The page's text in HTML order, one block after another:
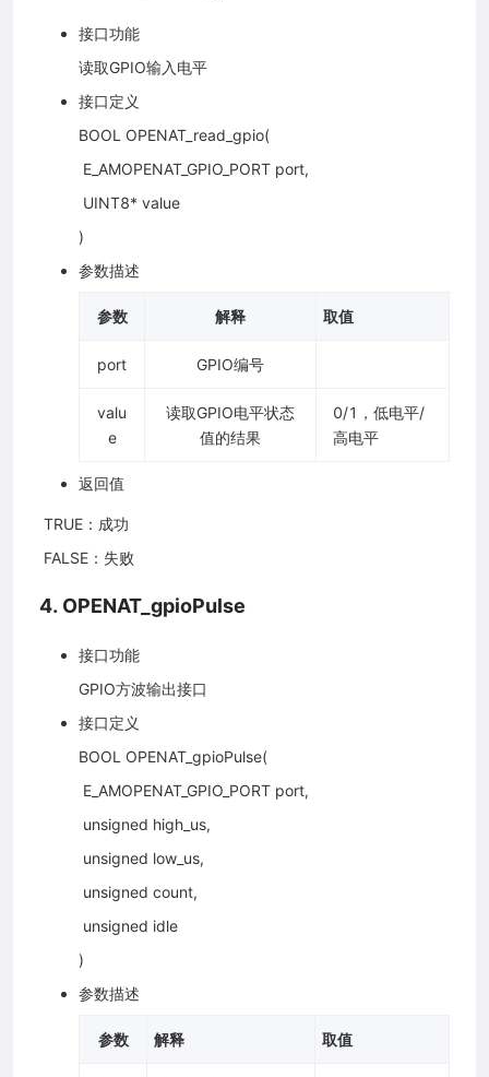
接口功能
读取GPIO输入电平
接口定义
BOOL OPENAT_read_gpio(
​ E_AMOPENAT_GPIO_PORT port,
​ UINT8* value
)
参数描述
参数 解释 取值
port GPIO编号
valu
e
读取GPIO电平状态
值的结果
0/1，低电平/
高电平
返回值
​ TRUE：成功
​ FALSE：失败
4. OPENAT_gpioPulse
接口功能
GPIO方波输出接口
接口定义
BOOL OPENAT_gpioPulse(
​ E_AMOPENAT_GPIO_PORT port,
​ unsigned high_us,
​ unsigned low_us,
​ unsigned count,
​ unsigned idle
)
参数描述
参数 解释 取值